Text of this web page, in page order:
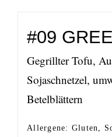
#09
Gegrillter Tofu,
Sojaschnetzel,
Betelblättern
Allergene: Gluten,